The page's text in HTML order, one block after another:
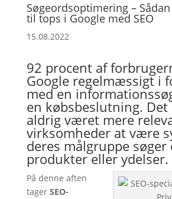
Søgeordsoptimering –
til tops i Google med SEO
15.08.2022
92 procent af
Google regelmæssigt i
med en
en købsbeslutning.
aldrig været mere
virksomheder at være
deres målgruppe søger
produkter eller ydelser.
På denne aften
tager SEO-